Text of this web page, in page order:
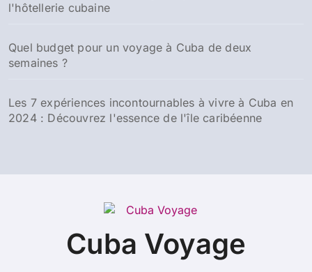
l'hôtellerie cubaine
Quel budget pour un voyage à Cuba de deux
semaines ?
Les 7 expériences incontournables à vivre à Cuba en
2024 : Découvrez l'essence de l'île caribéenne
Cuba Voyage